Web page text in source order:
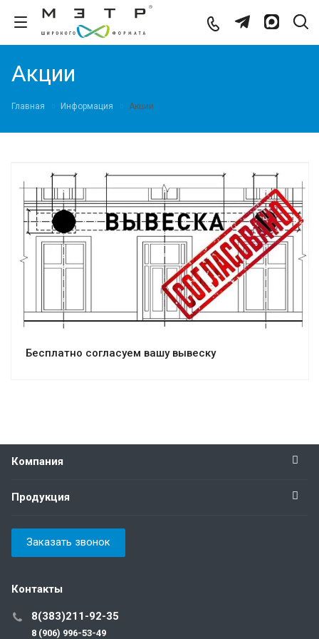
Акции
Главная Информация Акции
Бесплатно согласуем вашу вывеску
Компания
Продукция
Заказать звонок
Контакты
8(383)211-92-35
8 (906) 996-53-49